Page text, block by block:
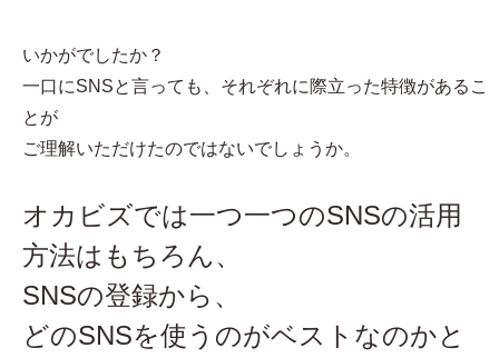
いかがでしたか？
一口にSNSと言っても、それぞれに際立った特徴があるこ
とが
ご理解いただけたのではないでしょうか。
オカビズでは一つ一つのSNSの活用
方法はもちろん、
SNSの登録から、
どのSNSを使うのがベストなのかと